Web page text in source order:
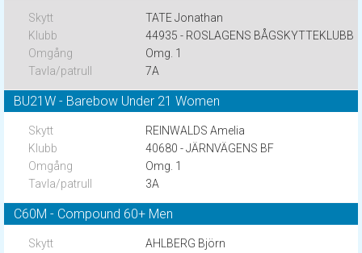
TATE Jonathan
44935 - ROSLAGENS BÅGSKYTTEKLUBB
Omg. 1
7A
BU21W - Barebow Under 21 Women
REINWALDS Amelia
40680 - JÄRNVÄGENS BF
Omg. 1
3A
C60M - Compound 60+ Men
AHLBERG Björn